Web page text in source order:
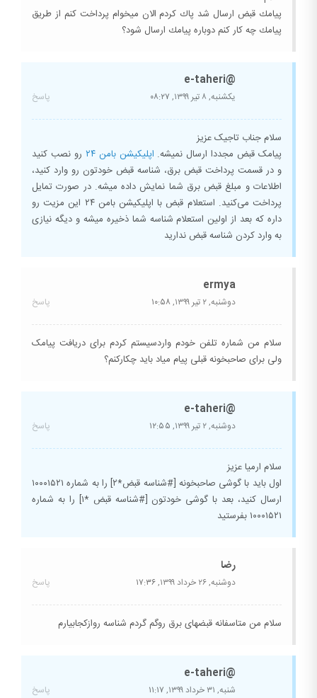
پيامك قبض ارسال شد پاك كردم الان ميخوام پرداخت كنم از طريق
پيامك چه كار كنم دوباره پيامك ارسال شود؟
@e-taheri
یکشنبه, ۸ تیر ۱۳۹۹, ۰۸:۲۷ پاسخ
سلام جناب تاجیک عزیز
پیامک قبض مجددا ارسال نمیشه. اپلیکیشن بامن ۲۴
رو نصب کنید
و در قسمت پرداخت قبض برق، شناسه قبض خودتون رو وارد کنید،
اطلاعات و مبلغ قبض برق شما نمایش داده میشه. در صورت تمایل
پرداخت می‌کنید. استعلام قبض با اپلیکیشن بامن ۲۴ این مزیت رو
داره که بعد از اولین استعلام شناسه شما ذخیره میشه و دیگه نیازی
به وارد کردن شناسه قبض ندارید
ermya
دوشنبه, ۲ تیر ۱۳۹۹, ۱۰:۵۸ پاسخ
سلام من شماره تلفن خودم واردسیستم کردم برای دریافت پیامک
ولی برای صاحبخونه قبلی پیام میاد باید چکارکنم؟
@e-taheri
دوشنبه, ۲ تیر ۱۳۹۹, ۱۲:۵۵ پاسخ
سلام ارمیا عزیز
اول باید با گوشی صاحبخونه [#شناسه قبض*۲] را به شماره ۱۰۰۰۱۵۲۱
ارسال کنید، بعد با گوشی خودتون [#شناسه قبض *۱] را به شماره
۱۰۰۰۱۵۲۱ بفرستید
رضا
دوشنبه, ۲۶ خرداد ۱۳۹۹, ۱۷:۳۶ پاسخ
سلام من متاسفانه قبضهای برق روگم گردم شناسه روازکجابیارم
@e-taheri
شنبه, ۳۱ خرداد ۱۳۹۹, ۱۱:۱۷ پاسخ